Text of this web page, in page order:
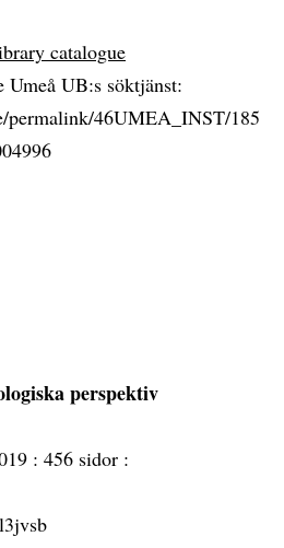
catalogue
Umeå UB:s söktjänst:
permalink/46UMEA_INST/185
perspektiv
: 456 sidor :